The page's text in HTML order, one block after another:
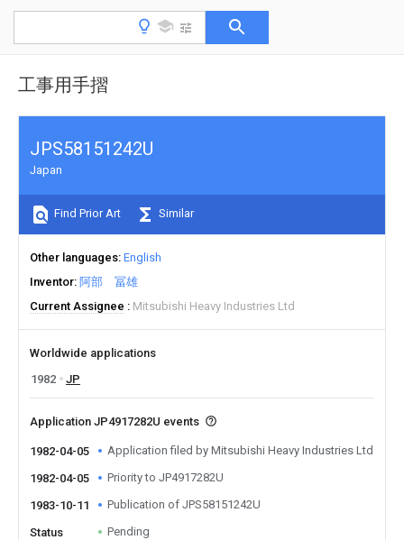
工事用手摺
JPS58151242U
Japan
Find Prior Art Similar
Other languages English
Inventor 阿部 冨雄
Current Assignee
Mitsubishi Heavy Industries Ltd
Worldwide applications
1982
JP
Application JP4917282U events
1982-04-05 Application filed by Mitsubishi Heavy Industries Ltd
1982-04-05 Priority to JP4917282U
1983-10-11 Publication of JPS58151242U
Status Pending